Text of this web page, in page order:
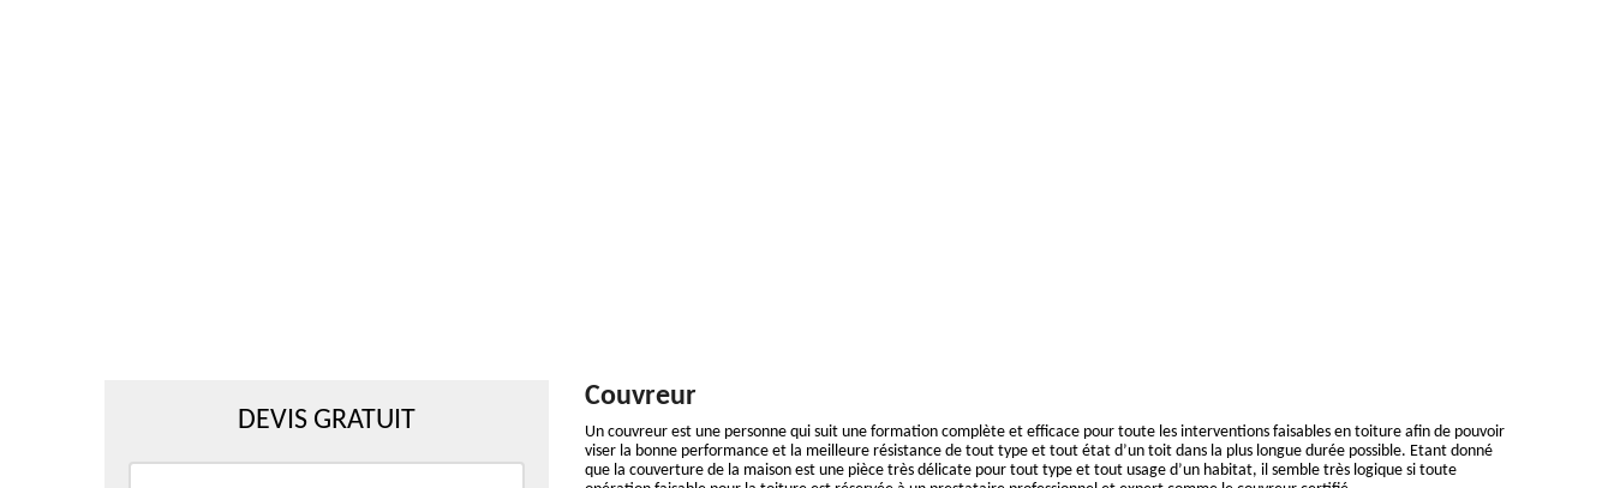
DEVIS GRATUIT
Couvreur
Un couvreur est une personne qui suit une formation complète et efficace pour toute les interventions faisables en toiture afin de pouvoir
viser la bonne performance et la meilleure résistance de tout type et tout état d’un toit dans la plus longue durée possible. Etant donné
que la couverture de la maison est une pièce très délicate pour tout type et tout usage d’un habitat, il semble très logique si toute